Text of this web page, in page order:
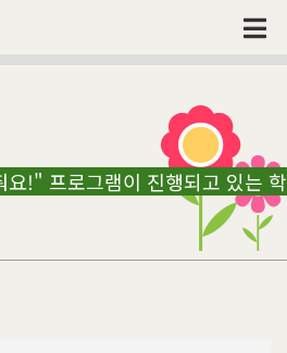
!" 프로그램이 진행되고 있는 학